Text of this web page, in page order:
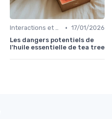
Interactions et contre-indications • 17/01/2026
Les dangers potentiels de
l'huile essentielle de tea tree